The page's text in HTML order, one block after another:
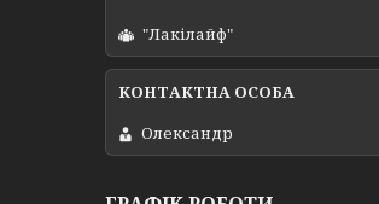
"Лакілайф"
Олександр